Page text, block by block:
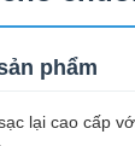
phẩm
lại cao cấp